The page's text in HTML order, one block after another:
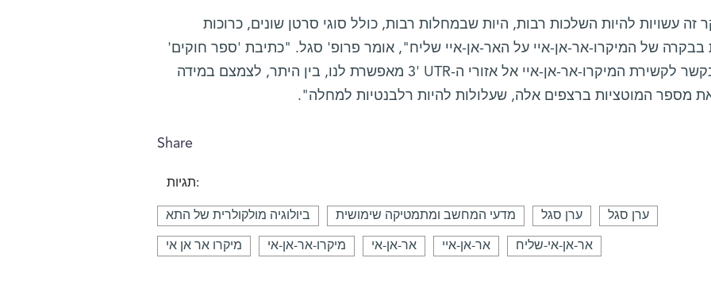
זה עשויות להיות השלכות רבות, היות שבמחלות רבות, כולל סוגי סרטן שונים, כרוכות
בבקרה של המיקרו-אר-אן-איי על האר-אן-איי שליח", אומר פרופ' סגל. "כתיבת 'ספר חוקים'
מקיף בקשר לקשירת המיקרו-אר-אן-איי אל אזורי ה-UTR‏ '3 מאפשרת לנו, בין היתר, לצמצם במידה
מספר המוטציות ברצפים אלה, שעלולות להיות רלבנטיות למחלה".
Share
תגיות:
ביולוגיה מולקולרית של התא מדעי המחשב ומתמטיקה שימושית ערן סגל ערן סגל
מיקרו אר אן אי מיקרו-אר-אן-אי אר-אן-אי אר-אן-איי אר-אן-אי-שליח